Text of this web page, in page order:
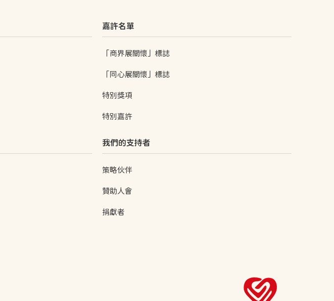
嘉許名單
「商界展關懷」標誌
「同心展關懷」標誌
特別獎項
特別嘉許
我們的支持者
策略伙伴
贊助人會
捐獻者